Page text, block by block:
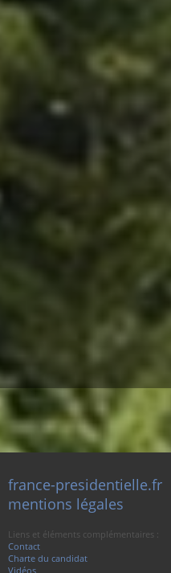
france-presidentielle.fr
mentions légales
Liens et éléments complémentaires :
Contact
Charte du candidat
Vidéos